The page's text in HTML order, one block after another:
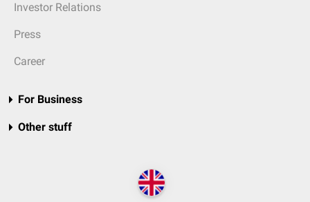
Investor Relations
Press
Career
For Business
Other stuff